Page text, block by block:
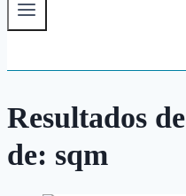
Resultados
de: sqm